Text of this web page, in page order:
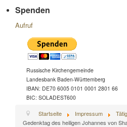
Spenden
Aufruf
Russische Kirchengemeinde
Landesbank Baden-Württemberg
IBAN: DE70 6005 0101 0001 2801 66
BIC: SOLADEST600
Startseite Impressum
Gedenktag des heiligen Johannes von